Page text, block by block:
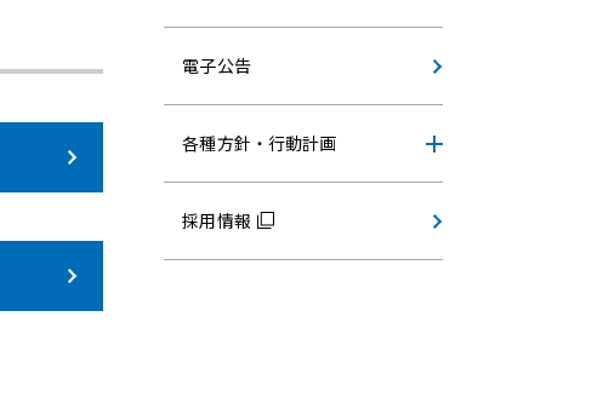
電子公告
各種方針・行動計画
採用情報